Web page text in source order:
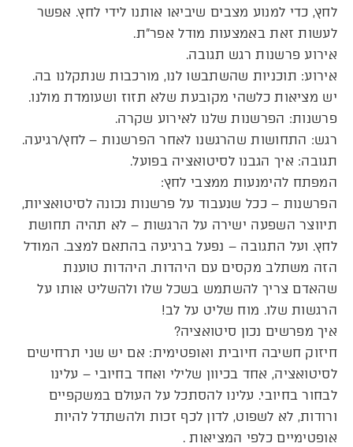
לחץ, כדי למנוע מצבים שיביאו אותנו לידי לחץ. אפשר
לעשות זאת באמצעות מודל אפר”ת.
אירוע פרשנות רגש תגובה.
אירוע: תוכניות שהשתבשו לנו, מורכבות שנתקלנו בה.
יש מציאות כלשהי מקובעת שלא תזוז ושעומדת מולנו.
פרשנות: הפרשנות שלנו לאירוע שקרה.
רגש: התחושות שהרגשנו לאחר הפרשנות – לחץ/רגיעה.
תגובה: איך הגבנו לסיטואציה בפועל.
המפתח להימנעות ממצבי לחץ:
הפרשנות – ככל שנעבוד על פרשנות נכונה לסיטואציות,
תיווצר השפעה ישירה על הרגשות – לא תהיה תחושת
לחץ. ועל התגובה – נפעל ברגיעה בהתאם למצב. המודל
הזה משתלב מקסים עם היהדות. היהדות טוענת
שהאדם צריך להשתמש בשכל שלו ולהשליט אותו על
הרגשות שלו. מוח שליט על לב!
איך מפרשים נכון סיטואציה?
חיזוק חשיבה חיובית ואופטימית: אם יש שני תרחישים
לסיטואציה, אחד בכיוון שלילי ואחד בחיובי – עלינו
לבחור בחיובי. עלינו להסתכל על העולם במשקפיים
ורודות, לא לשפוט, לדון לכף זכות ולהשתדל להיות
אופטימיים כלפי המציאות .